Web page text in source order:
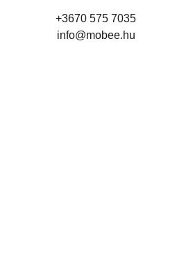
+3670 575 7035
info@mobee.hu